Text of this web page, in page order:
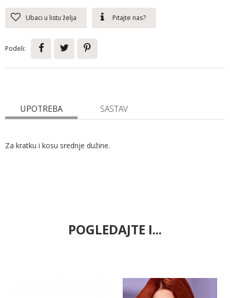
Ubaci u listu želja Pitajte nas?
Podeli:
UPOTREBA SASTAV
Za kratku i kosu srednje dužine.
POGLEDAJTE I...